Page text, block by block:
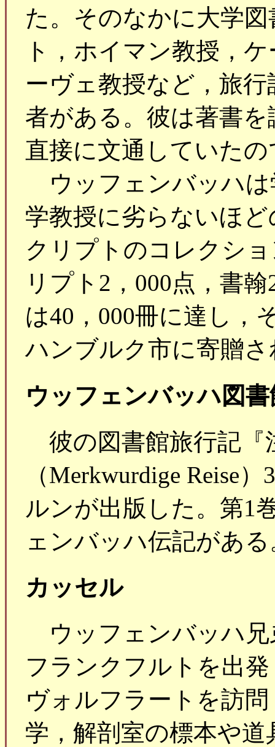
た。そのなかに大学
ト，ホイマン教授，
ーヴェ教授など，旅
者がある。彼は著書
直接に文通していた
ウッフェンバッハは
学教授に劣らないほ
クリプトのコレクシ
リプト2，000点，書
は40，000冊に達し，
ハンブルク市に寄贈
ウッフェンバッハ図
彼の図書館旅行記『
（Merkwurdige Reise
ルンが出版した。第1
ェンバッハ伝記がある
カッセル
ウッフェンバッハ兄
フランクフルトを出
ヴォルフラートを訪
学，解剖室の標本や